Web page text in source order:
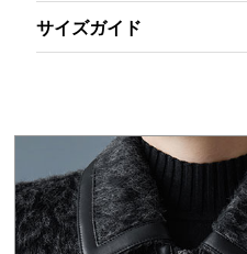
サイズガイド